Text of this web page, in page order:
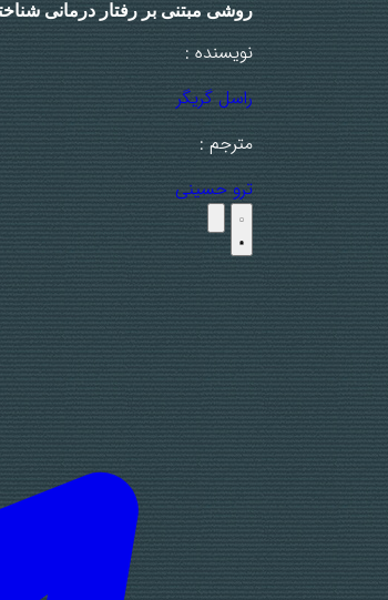
روشی مبتنی بر رفتار درمانی
نویسنده :
راسل گریگر
مترجم :
ترو حسینی